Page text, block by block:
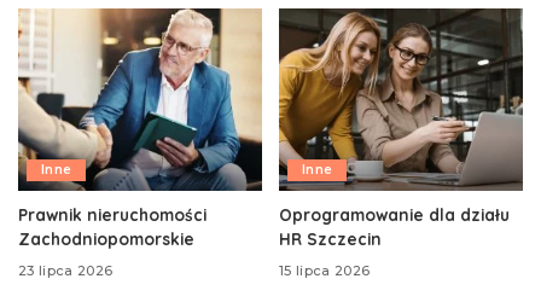
Inne
Prawnik nieruchomości
Zachodniopomorskie
23 lipca 2026
Inne
Oprogramowanie dla działu
HR Szczecin
15 lipca 2026